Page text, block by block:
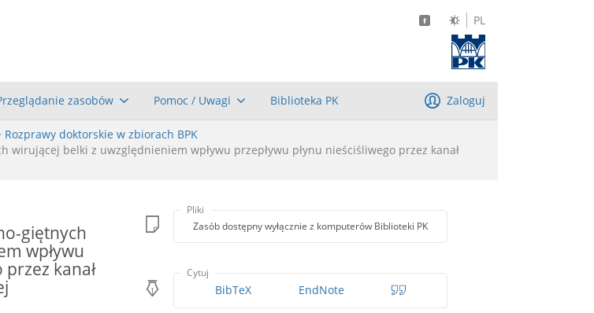
PL
zasobów Pomoc / Uwagi Biblioteka PK Zaloguj
Rozprawy doktorskie w zbiorach BPK
belki z uwzględnieniem wpływu przepływu płynu nieściśliwego przez kanał
giętnych
wpływu
przez kanał
Pliki
Zasób dostępny wyłącznie z komputerów Biblioteki PK
Cytuj
BibTeX EndNote